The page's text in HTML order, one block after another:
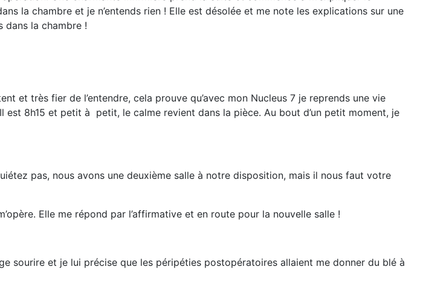
la chambre et je n’entends rien ! Elle est désolée et me note les explications sur une
dans la chambre !
et très fier de l’entendre, cela prouve qu’avec mon Nucleus 7 je reprends une vie
est 8h15 et petit à petit, le calme revient dans la pièce. Au bout d’un petit moment, je
pas, nous avons une deuxième salle à notre disposition, mais il nous faut votre
Elle me répond par l’affirmative et en route pour la nouvelle salle !
sourire et je lui précise que les péripéties postopératoires allaient me donner du blé à